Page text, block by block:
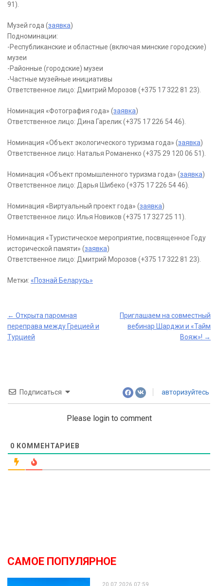
91).
Музей года (заявка)
Подноминации:
-Республиканские и областные (включая минские городские)
музеи
-Районные (городские) музеи
-Частные музейные инициативы
Ответственное лицо: Дмитрий Морозов (+375 17 322 81 23).
Номинация «Фотография года» (заявка)
Ответственное лицо: Дина Гарелик (+375 17 226 54 46).
Номинация «Объект экологического туризма года» (заявка)
Ответственное лицо: Наталья Романенко (+375 29 120 06 51).
Номинация «Объект промышленного туризма года» (заявка)
Ответственное лицо: Дарья Шибеко (+375 17 226 54 46).
Номинация «Виртуальный проект года» (заявка)
Ответственное лицо: Илья Новиков (+375 17 327 25 11).
Номинация «Туристическое мероприятие, посвященное Году
исторической памяти» (заявка)
Ответственное лицо: Дмитрий Морозов (+375 17 322 81 23).
Метки: «Познай Беларусь»
Post
navigation
← Открыта паромная
переправа между Грецией и
Турцией
Приглашаем на совместный
вебинар Шарджи и «Тайм
Вояж»! →
Подписаться авторизуйтесь
Please login to comment
0 КОММЕНТАРИЕВ
САМОЕ ПОПУЛЯРНОЕ
20.07.2026 07:59